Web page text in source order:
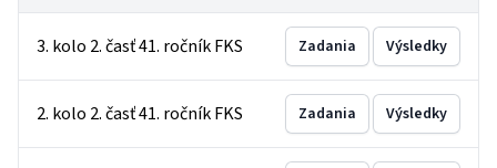
3. kolo 2. časť 41. ročník FKS Zadania Výsledky
2. kolo 2. časť 41. ročník FKS Zadania Výsledky